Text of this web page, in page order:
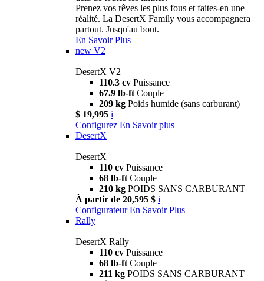
Prenez vos rêves les plus fous et faites-en une
réalité. La DesertX Family vous accompagnera
partout. Jusqu'au bout.
En Savoir Plus
new V2
DesertX V2
110.3 cv Puissance
67.9 lb-ft Couple
209 kg Poids humide (sans carburant)
$ 19,995 i
Configurez En Savoir plus
DesertX
DesertX
110 cv Puissance
68 lb-ft Couple
210 kg POIDS SANS CARBURANT
À partir de 20,595 $ i
Configurateur En Savoir Plus
Rally
DesertX Rally
110 cv Puissance
68 lb-ft Couple
211 kg POIDS SANS CARBURANT